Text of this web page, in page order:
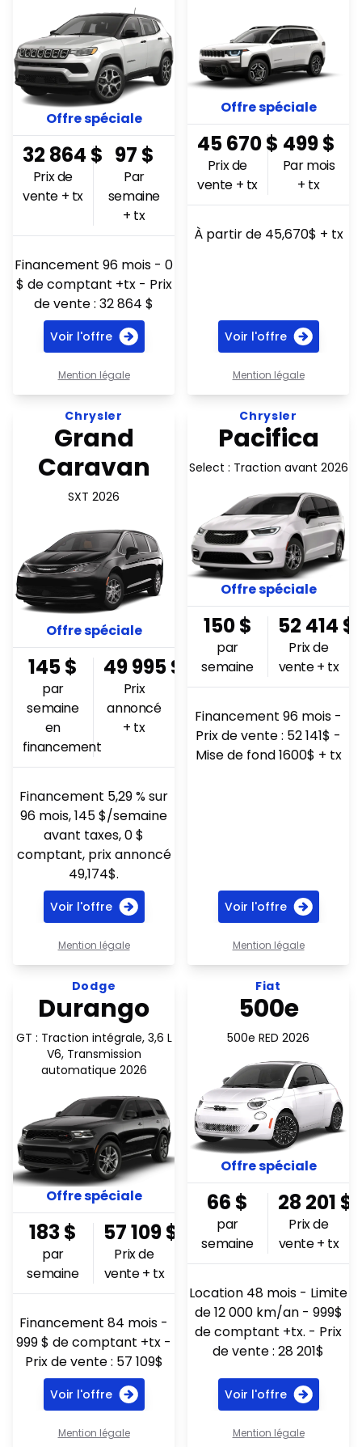
Offre spéciale
32 864 $
Prix de
vente + tx
97 $
Par
semaine
+ tx
Financement 96 mois - 0
$ de comptant +tx - Prix
de vente : 32 864 $
Voir l'offre
Mention légale
Offre spéciale
45 670$
Prix de
vente + tx
499$
Par mois
+ tx
À partir de 45,670$ + tx
Voir l'offre
Mention légale
Voir l'offre 145$ par semaine en financement
Chrysler
Grand
Caravan
SXT 2026
Offre spéciale
145$
par
semaine
en
financement
49 995$
Prix
annoncé
+ tx
Financement 5,29 % sur
96 mois, 145 $/semaine
avant taxes, 0 $
comptant, prix annoncé
49,174$.
Voir l'offre
Mention légale
Voir l'offre 150$ par
Chrysler
Pacifica
Select : Traction avant 2026
Offre spéciale
150$
par
semaine
52 414 $
Prix de
vente + tx
Financement 96 mois -
Prix de vente : 52 141$ -
Mise de fond 1600$ + tx
Voir l'offre
Mention légale
Voir l'offre 183$ par semaine
Dodge
Durango
GT : Traction intégrale, 3,6 L
V6, Transmission
automatique 2026
Offre spéciale
183$
par
semaine
57 109$
Prix de
vente + tx
Financement 84 mois -
999 $ de comptant +tx -
Prix de vente : 57 109$
Voir l'offre
Mention légale
Voir l'offre 66$ par semaine
Fiat
500e
500e RED 2026
Offre spéciale
66 $
par
semaine
28 201 $
Prix de
vente + tx
Location 48 mois - Limite
de 12 000 km/an - 999$
de comptant +tx. - Prix
de vente : 28 201$
Voir l'offre
Mention légale